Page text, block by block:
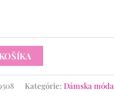
Kategórie: Dámska móda